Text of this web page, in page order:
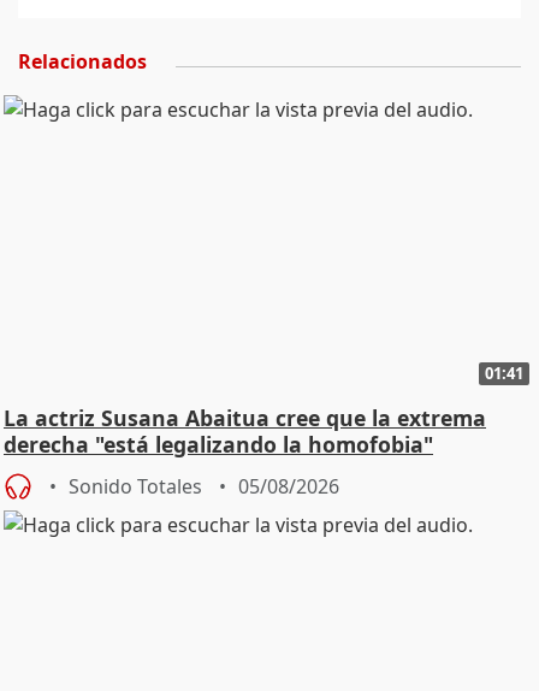
Relacionados
01:41
La actriz Susana Abaitua cree que la extrema
derecha "está legalizando la homofobia"
Sonido Totales 05/08/2026